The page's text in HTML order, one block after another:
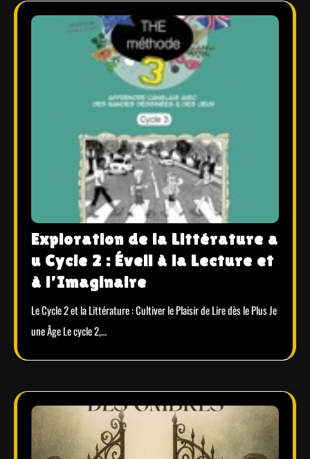
Exploration de la Littérature a
u Cycle 2 : Éveil à la Lecture et
à l’Imaginaire
Le Cycle 2 et la Littérature : Cultiver le Plaisir de Lire dès le Plus Je
une Âge Le cycle 2,…